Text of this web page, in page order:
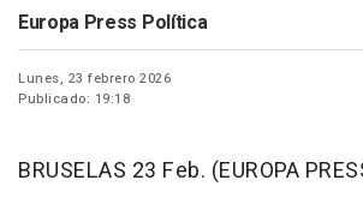
Europa Press Política
Lunes, 23 febrero 2026
Publicado: 19:18
BRUSELAS 23 Feb. (EUROPA